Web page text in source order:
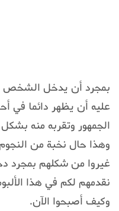
بمجرد أن يدخل الشخص
عليه أن يظهر دائما في
الجمهور وتقربه منه
وهذا حال نخبة من
غيروا من شكلهم بمجرد
نقدمهم لكم في هذا
وكيف أصبحوا الآن.